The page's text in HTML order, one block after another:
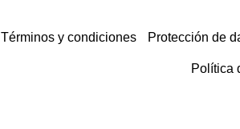
Términos y condiciones Protección de
Política